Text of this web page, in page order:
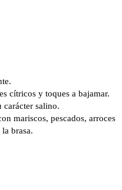
cítricos y toques a bajamar.
carácter salino.
mariscos, pescados, arroces
brasa.